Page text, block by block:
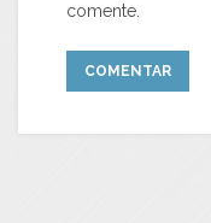
comente.